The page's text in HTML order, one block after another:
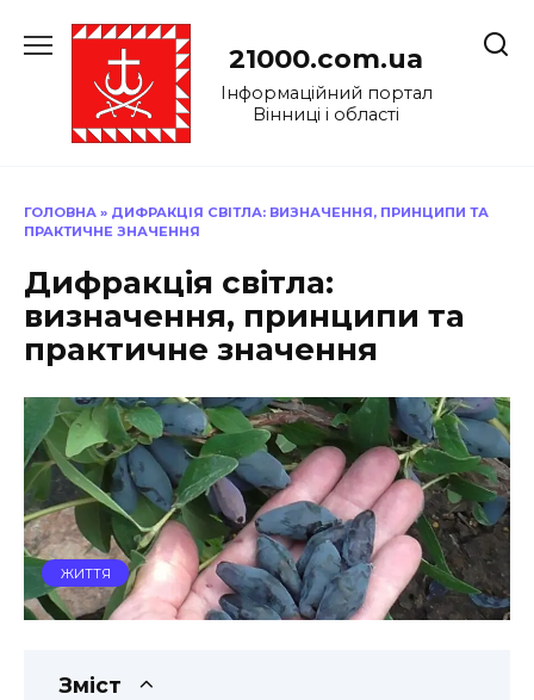
до
21000.com.ua
Інформаційний портал
Вінниці і області
ГОЛОВНА » ДИФРАКЦІЯ СВІТЛА: ВИЗНАЧЕННЯ, ПРИНЦИПИ ТА
ПРАКТИЧНЕ ЗНАЧЕННЯ
Дифракція світла:
визначення, принципи та
практичне значення
ЖИТТЯ
Зміст